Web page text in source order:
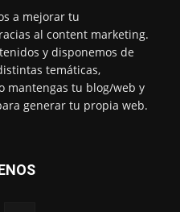
a mejorar tu
al content marketing.
y disponemos de
temáticas,
mantengas tu blog/web y
generar tu propia web.